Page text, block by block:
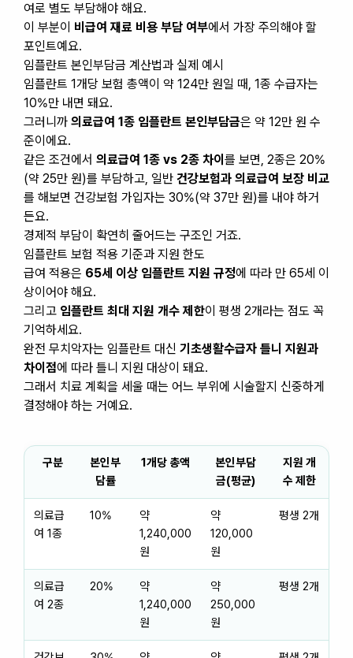
여로 별도 부담해야 해요.
이 부분이 비급여 재료 비용 부담 여부에서 가장 주의해야 할
포인트예요.
임플란트 본인부담금 계산법과 실제 예시
임플란트 1개당 보험 총액이 약 124만 원일 때, 1종 수급자는
10%만 내면 돼요.
그러니까 의료급여 1종 임플란트 본인부담금은 약 12만 원 수
준이에요.
같은 조건에서 의료급여 1종 vs 2종 차이 를 보면, 2종은 20%
(약 25만 원)를 부담하고, 일반 건강보험과 의료급여 보장 비교
를 해보면 건강보험 가입자는 30%(약 37만 원)를 내야 하거
든요.
경제적 부담이 확연히 줄어드는 구조인 거죠.
임플란트 보험 적용 기준과 지원 한도
급여 적용은 65세 이상 임플란트 지원 규정에 따라 만 65세 이
상이어야 해요.
그리고 임플란트 최대 지원 개수 제한이 평생 2개라는 점도 꼭
기억하세요.
완전 무치악자는 임플란트 대신 기초생활수급자 틀니 지원과
차이점에 따라 틀니 지원 대상이 돼요.
그래서 치료 계획을 세울 때는 어느 부위에 시술할지 신중하게
결정해야 하는 거예요.
구분
본인부
담률
1개당 총액
본인부담
금(평균)
지원 개
수 제한
의료급
여 1종
10%
약
1,240,000
원
약
120,000
원
평생 2개
의료급
여 2종
20%
약
1,240,000
원
약
250,000
원
평생 2개